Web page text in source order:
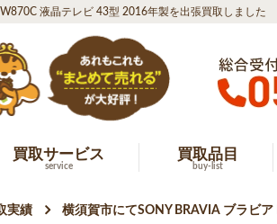
液晶テレビ 43型 2016年製を出張買取しました
買取サービス
service
買取品目
buy-list
実績 横須賀市にてSONY BRAVIA ブラビ